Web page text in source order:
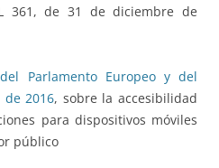
361, de 31 de diciembre de
Parlamento Europeo y del
de 2016, sobre la accesibilidad
para dispositivos móviles
público